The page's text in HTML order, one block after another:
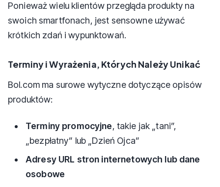
Ponieważ wielu klientów przegląda produkty na
swoich smartfonach, jest sensowne używać
krótkich zdań i wypunktowań.
Terminy i Wyrażenia, Których Należy Unikać
Bol.com ma surowe wytyczne dotyczące opisów
produktów:
Terminy promocyjne, takie jak „tani”,
„bezpłatny” lub „Dzień Ojca”
Adresy URL stron internetowych lub dane
osobowe